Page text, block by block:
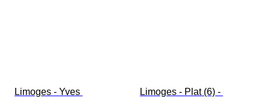
Limoges - Yves
Limoges - Plat (6) -